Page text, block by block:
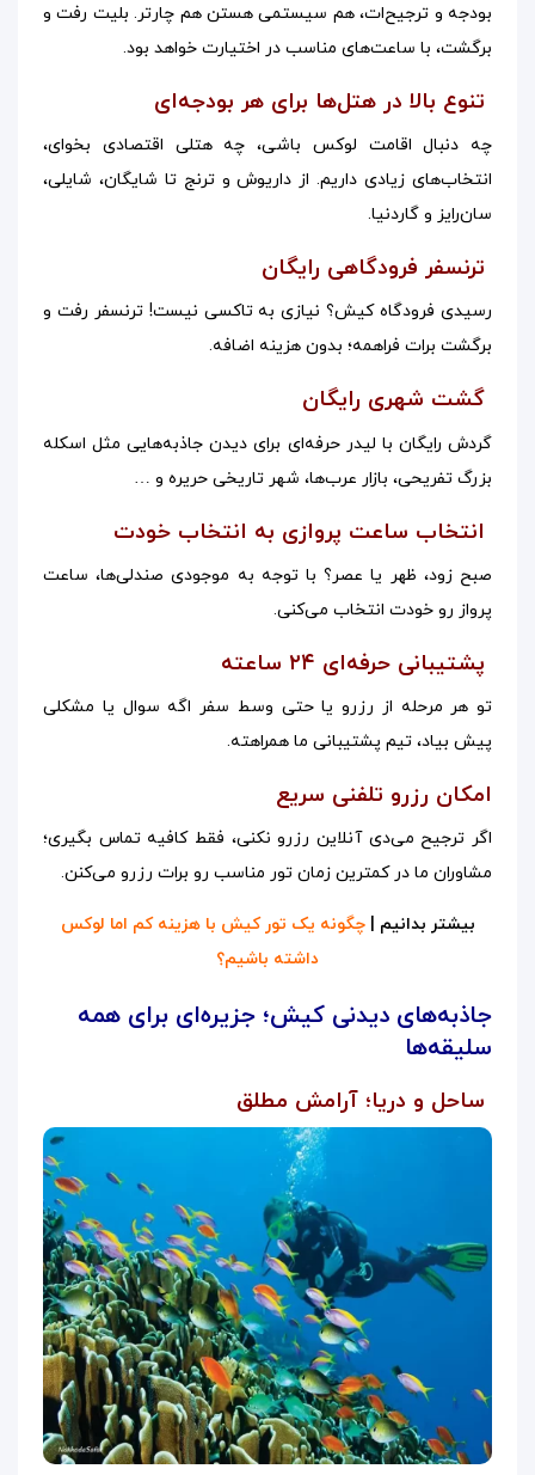
بودجه و ترجیح‌ات، هم سیستمی هستن هم چارتر. بلیت رفت و
برگشت، با ساعت‌های مناسب در اختیارت خواهد بود.
تنوع بالا در هتل‌ها برای هر بودجه‌ای
چه دنبال اقامت لوکس باشی، چه هتلی اقتصادی بخوای،
انتخاب‌های زیادی داریم. از داریوش و ترنج تا شایگان، شایلی،
سان‌رایز و گاردنیا.
ترنسفر فرودگاهی رایگان
رسیدی فرودگاه کیش؟ نیازی به تاکسی نیست! ترنسفر رفت و
برگشت برات فراهمه؛ بدون هزینه اضافه.
گشت شهری رایگان
گردش رایگان با لیدر حرفه‌ای برای دیدن جاذبه‌هایی مثل اسکله
بزرگ تفریحی، بازار عرب‌ها، شهر تاریخی حریره و …
انتخاب ساعت پروازی به انتخاب خودت
صبح زود، ظهر یا عصر؟ با توجه به موجودی صندلی‌ها، ساعت
پرواز رو خودت انتخاب می‌کنی.
پشتیبانی حرفه‌ای ۲۴ ساعته
تو هر مرحله از رزرو یا حتی وسط سفر اگه سوال یا مشکلی
پیش بیاد، تیم پشتیبانی ما همراهته.
امکان رزرو تلفنی سریع
اگر ترجیح می‌دی آنلاین رزرو نکنی، فقط کافیه تماس بگیری؛
مشاوران ما در کمترین زمان تور مناسب رو برات رزرو می‌کنن.
بیشتر بدانیم |چگونه یک تور کیش با هزینه کم اما لوکس
داشته باشیم؟
جاذبه‌های دیدنی کیش؛ جزیره‌ای برای همه
سلیقه‌ها
ساحل و دریا؛ آرامش مطلق